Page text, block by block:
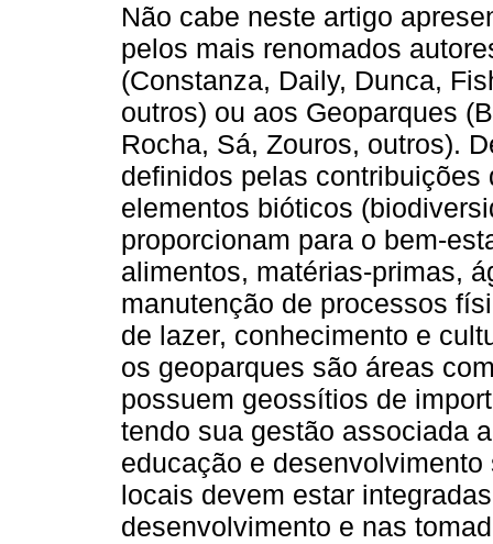
Não cabe neste artigo
pelos mais renomados
(Constanza, Daily, Dunca,
outros) ou aos Geoparques
Rocha, Sá, Zouros, outros).
definidos pelas
elementos bióticos
proporcionam para o bem-
alimentos, matérias-primas,
manutenção de processos
de lazer, conhecimento e
os geoparques são áreas
possuem geossítios de
tendo sua gestão associada
educação e
locais devem estar
desenvolvimento e nas